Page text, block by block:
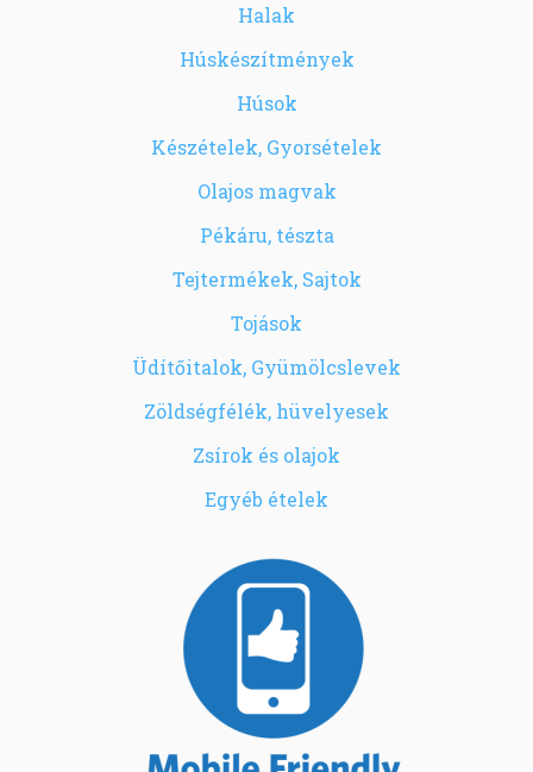
Halak
Húskészítmények
Húsok
Készételek, Gyorsételek
Olajos magvak
Pékáru, tészta
Tejtermékek, Sajtok
Tojások
Üdítőitalok, Gyümölcslevek
Zöldségfélék, hüvelyesek
Zsírok és olajok
Egyéb ételek